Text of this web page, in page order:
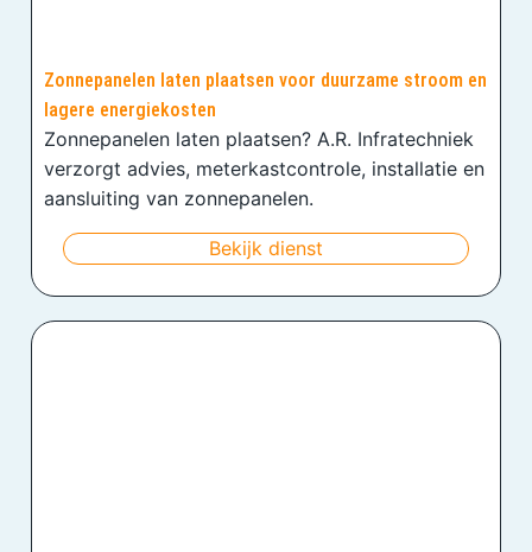
Zonnepanelen laten plaatsen voor duurzame stroom en
lagere energiekosten
Zonnepanelen laten plaatsen? A.R. Infratechniek
verzorgt advies, meterkastcontrole, installatie en
aansluiting van zonnepanelen.
Bekijk dienst